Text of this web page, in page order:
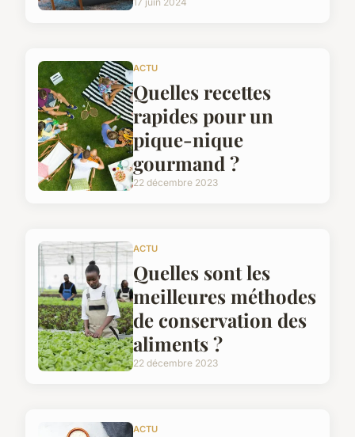
ACTU
Quelles recettes
rapides pour un
pique-nique
gourmand ?
22 décembre 2023
ACTU
Quelles sont les
meilleures méthodes
de conservation des
aliments ?
22 décembre 2023
ACTU